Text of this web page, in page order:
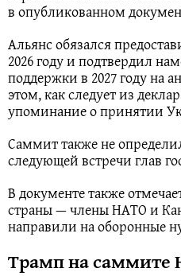
в опубликованном
Альянс обязался
2026 году и подтвердил
поддержки в 2027 году на
этом, как следует из
упоминание о принятии
Саммит также не
следующей встречи глав
В документе также
страны — члены НАТО и
направили на оборонные
Трамп на саммите